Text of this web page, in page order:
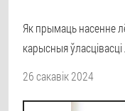
Як прымаць насенне
карысныя
26 сакавік 2024